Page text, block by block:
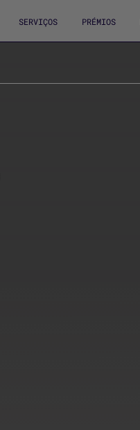
SERVIÇOS PRÉMIOS